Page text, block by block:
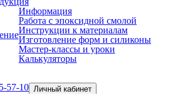
Информация
Работа с эпоксидной смолой
Инструкции к материалам
Изготовление форм и силиконы
Мастер-классы и уроки
Калькуляторы
57-10 Личный кабинет